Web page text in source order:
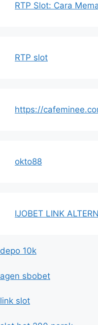
RTP Slot: Cara
RTP slot
https://
okto88
IJOBET LINK
depo 10k
agen sbobet
link slot